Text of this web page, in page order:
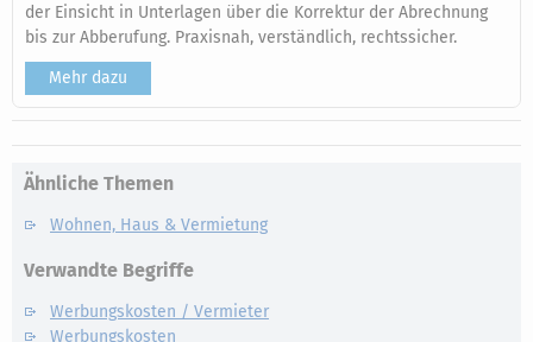
der Einsicht in Unterlagen über die Korrektur der Abrechnung
bis zur Abberufung. Praxisnah, verständlich, rechtssicher.
Mehr dazu
Ähnliche Themen
Wohnen, Haus & Vermietung
Verwandte Begriffe
Werbungskosten / Vermieter
Werbungskosten